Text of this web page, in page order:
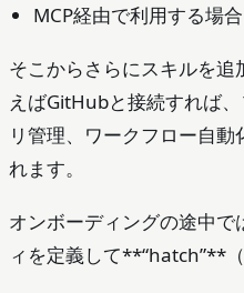
MCP経由で利用する場
そこからさらにスキルを追
えばGitHubと接続すれば
リ管理、ワークフロー自
れます。
オンボーディングの途中
ィを定義して**“hatch”**（